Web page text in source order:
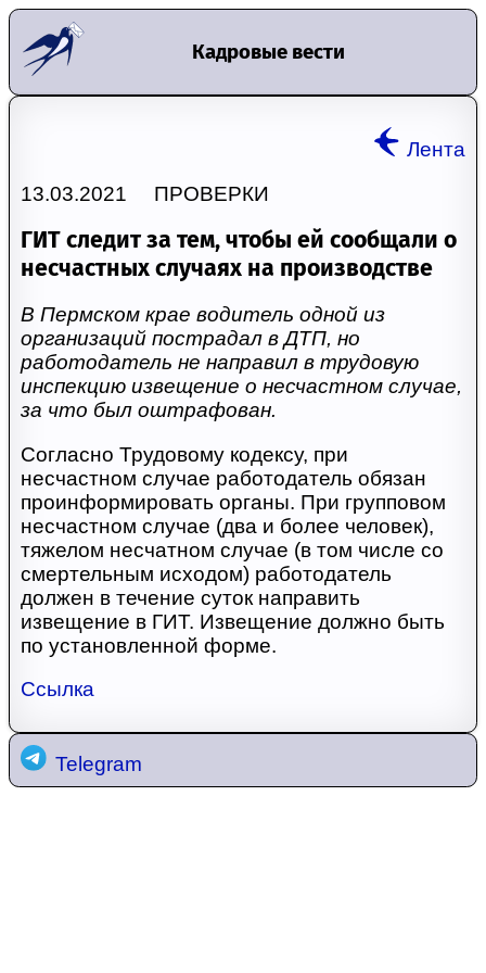
Кадровые вести
Лента
13.03.2021 ПРОВЕРКИ
ГИТ следит за тем, чтобы ей сообщали о
несчастных случаях на производстве
В Пермском крае водитель одной из
организаций пострадал в ДТП, но
работодатель не направил в трудовую
инспекцию извещение о несчастном случае,
за что был оштрафован.
Согласно Трудовому кодексу, при
несчастном случае работодатель обязан
проинформировать органы. При групповом
несчастном случае (два и более человек),
тяжелом несчатном случае (в том числе со
смертельным исходом) работодатель
должен в течение суток направить
извещение в ГИТ. Извещение должно быть
по установленной форме.
Ссылка
Telegram